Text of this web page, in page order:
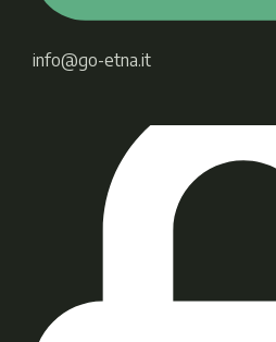
info@go-etna.it